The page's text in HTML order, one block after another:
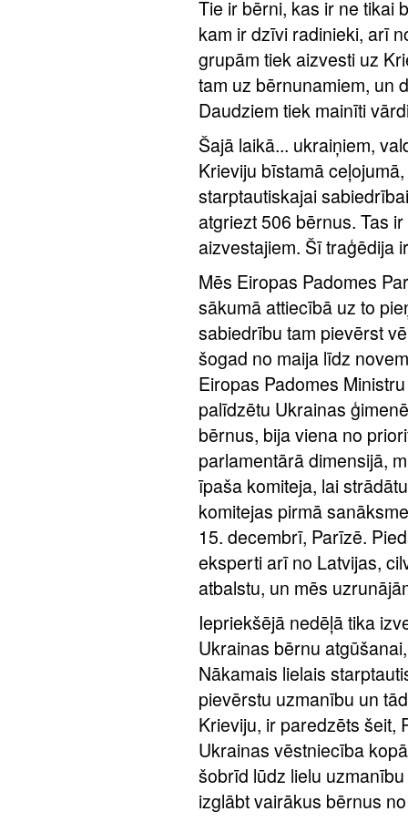
Tie ir bērni, kas ir ne tikai
kam ir dzīvi radinieki, arī
grupām tiek aizvesti uz
tam uz bērnunamiem, un
Daudziem tiek mainīti
Šajā laikā... ukraiņiem,
Krieviju bīstamā
starptautiskajai
atgriezt 506 bērnus. Tas
aizvestajiem. Šī traģēdija
Mēs Eiropas Padomes
sākumā attiecībā uz to
sabiedrību tam pievērst
šogad no maija līdz
Eiropas Padomes
palīdzētu Ukrainas
bērnus, bija viena no
parlamentārā dimensijā,
īpaša komiteja, lai
komitejas pirmā
15. decembrī, Parīzē.
eksperti arī no Latvijas,
atbalstu, un mēs
Iepriekšējā nedēļā tika
Ukrainas bērnu
Nākamais lielais
pievērstu uzmanību un
Krieviju, ir paredzēts šeit,
Ukrainas vēstniecība
šobrīd lūdz lielu
izglābt vairākus bērnus